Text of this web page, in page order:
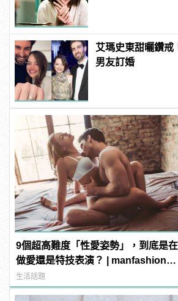
艾瑪史東甜曬鑽戒
男友訂婚
9個超高難度「性愛姿勢」，到底是在
做愛還是特技表演？ | manfashion這
樣變型男
生活話題